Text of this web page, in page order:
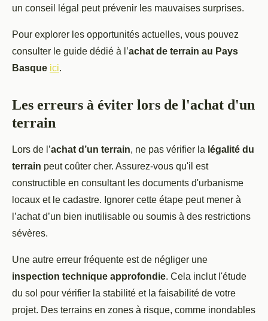
un conseil légal peut prévenir les mauvaises surprises.
Pour explorer les opportunités actuelles, vous pouvez
consulter le guide dédié à l’achat de terrain au Pays
Basque ici.
Les erreurs à éviter lors de l'achat d'un
terrain
Lors de l’achat d’un terrain, ne pas vérifier la légalité du
terrain peut coûter cher. Assurez-vous qu'il est
constructible en consultant les documents d'urbanisme
locaux et le cadastre. Ignorer cette étape peut mener à
l’achat d’un bien inutilisable ou soumis à des restrictions
sévères.
Une autre erreur fréquente est de négliger une
inspection technique approfondie. Cela inclut l'étude
du sol pour vérifier la stabilité et la faisabilité de votre
projet. Des terrains en zones à risque, comme inondables